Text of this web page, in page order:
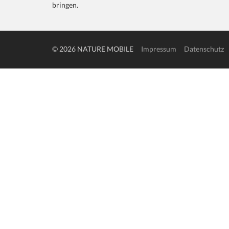
bringen.
© 2026 NATURE MOBILE Impressum Datenschutz